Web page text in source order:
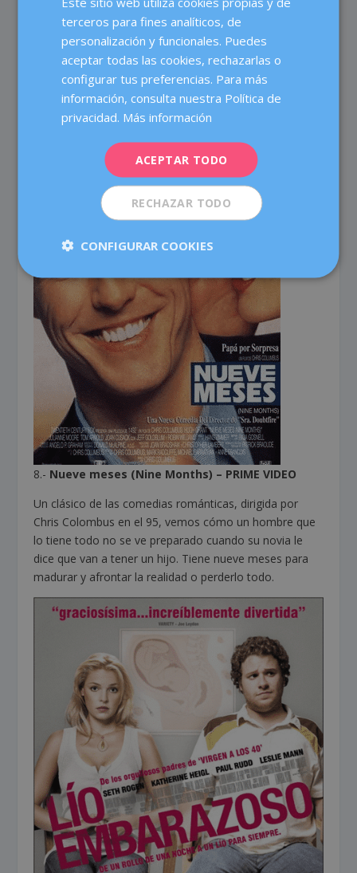
événement)–FILMIN
Película francesa, nominada al Goya en su año a mejor
película europea, sobre una pareja enamorada que
decide tener un hijo y todo lo que conlleva esta
decisión, una visión íntima de una maternidad sincera y
8.- Nueve meses (Nine Months) – PRIME VIDEO
Un clásico de las comedias románticas, dirigida por
Chris Colombus en el 95, vemos cómo un hombre que
lo tiene todo no se ve preparado cuando su novia le
dice que van a tener un hijo. Tiene nueve meses para
madurar y afrontar la realidad o perderlo todo.
terceros para fines analíticos, de
personalización y funcionales. Puedes
aceptar todas las cookies, rechazarlas o
configurar tus preferencias. Para más
información, consulta nuestra Política de
privacidad. Más información
ACEPTAR TODO
RECHAZAR TODO
CONFIGURAR COOKIES